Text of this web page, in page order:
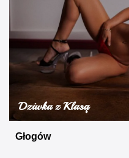
Dziwka z Klasą
Głogów